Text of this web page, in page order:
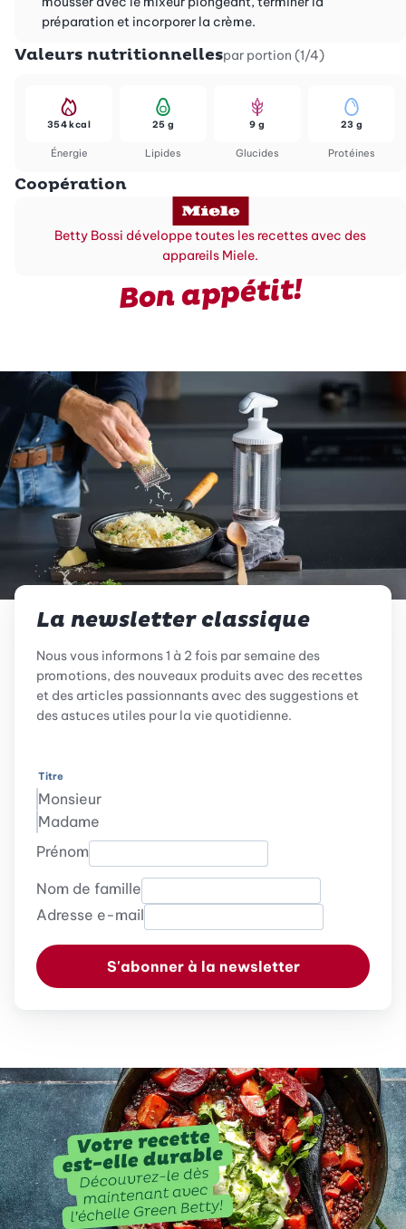
préparation et incorporer la crème.
Valeurs nutritionnellespar portion (1/4)
Énergie
354 kcal
Lipides
25 g
Glucides
9 g
Protéines
23 g
Coopération
Betty Bossi développe toutes les recettes avec des
appareils Miele.
Bon appétit!
La newsletter classique
Nous vous informons 1 à 2 fois par semaine des
promotions, des nouveaux produits avec des recettes
et des articles passionnants avec des suggestions et
des astuces utiles pour la vie quotidienne.
Titre
Monsieur
Madame
Prénom
Nom de famille
Adresse e-mail
S'abonner à la newsletter